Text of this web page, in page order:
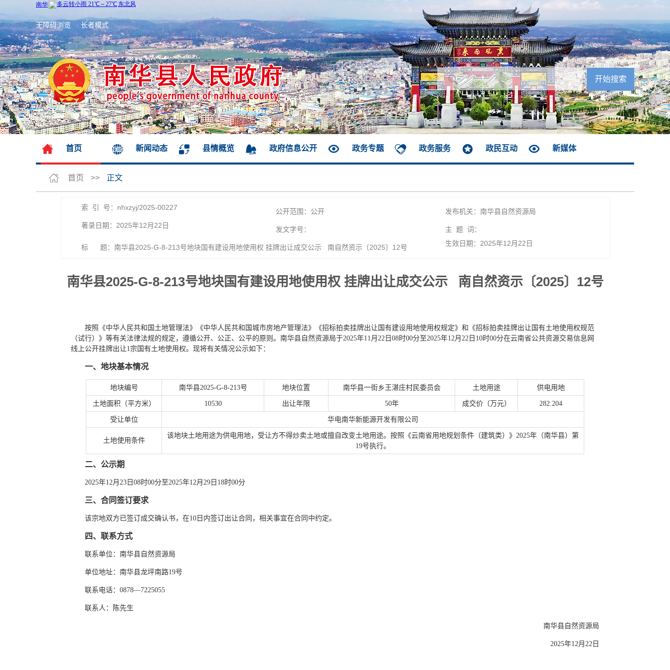
无障碍浏览 长者模式
首页 新闻动态 县情概览 政府信息公开 政务专题 政务服务 政民互动 新媒体
首页 >> 正文
索 引 号：nhxzyj/2025-00227 公开范围：公开
发布机关：南华县自然资源局
著录日期：2025年12月22日
发文字号： 主 题 词：
标 题：南华县2025-G-8-213号地块国有建设用地使用权 挂牌出让成交公示 南自然资示〔2025〕12号 生效日期：2025年12月22日
南华县2025-G-8-213号地块国有建设用地使用权 挂牌出让成交公示 南自然资示〔2025〕12号
按照《中华人民共和国土地管理法》《中华人民共和国城市房地产管理法》《招标拍卖挂牌出让国有建设用地使用权规定》和《招标拍卖挂牌出让国有土地使用权规范
（试行）》等有关法律法规的规定，遵循公开、公正、公平的原则。南华县自然资源局于2025年11月22日08时00分至2025年12月22日10时00分在云南省公共资源交易信息网
线上公开挂牌出让1宗国有土地使用权。现将有关情况公示如下：
一、地块基本情况
地块编号 南华县2025-G-8-213号 地块位置 南华县一街乡王湛庄村民委员会 土地用途 供电用地
土地面积（平方米） 10530 出让年限 50年 成交价（万元） 282.204
受让单位 华电南华新能源开发有限公司
土地使用条件
该地块土地用途为供电用地，受让方不得炒卖土地或擅自改变土地用途。按照《云南省用地规划条件（建筑类）》2025年（南华县）第
19号执行。
二、公示期
2025年12月23日08时00分至2025年12月29日18时00分
三、合同签订要求
该宗地双方已签订成交确认书，在10日内签订出让合同，相关事宜在合同中约定。
四、联系方式
联系单位：南华县自然资源局
单位地址：南华县龙坪南路19号
联系电话：0878—7225055
联系人：陈先生
南华县自然资源局
2025年12月22日